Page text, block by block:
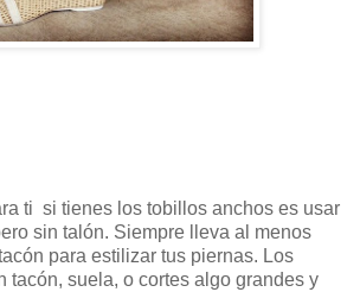
ti si tienes los tobillos anchos es usar
sin talón. Siempre lleva al menos
para estilizar tus piernas. Los
tacón, suela, o cortes algo grandes y